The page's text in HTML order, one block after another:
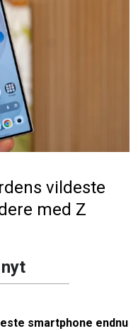
vildeste
med Z
smartphone endnu